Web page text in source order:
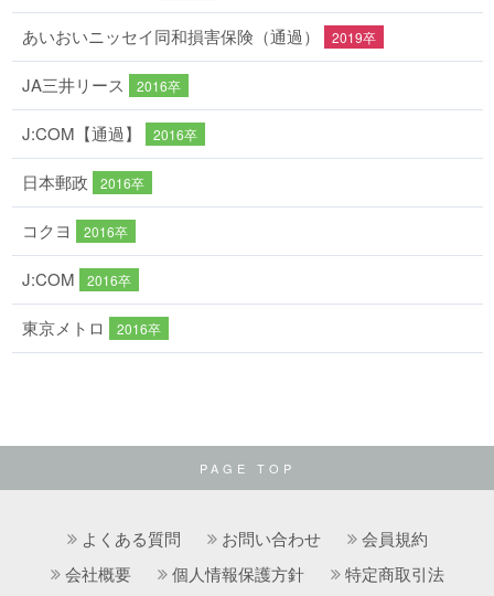
あいおいニッセイ同和損害保険（通過） 2019卒
JA三井リース 2016卒
J:COM【通過】 2016卒
日本郵政 2016卒
コクヨ 2016卒
J:COM 2016卒
東京メトロ 2016卒
PAGE TOP
よくある質問 お問い合わせ
会員規約
会社概要
個人情報保護方針 特定商取引法